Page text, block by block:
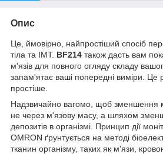
Опис
Це, ймовірно, найпростіший спосіб
тіла та IMT. BF214 також дасть вам
м'язів для повного огляду складу
запам'ятає ваші попередні виміри. Це
простіше.
Надзвичайно вагомо, щоб зменшення
не через м'язову масу, а шляхом
депозитів в організмі. Принцип дії
OMRON ґрунтується на методі
тканин організму, таких як м'язи,